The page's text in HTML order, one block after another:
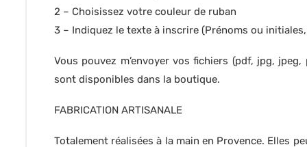
2 – Choisissez votre couleur de ruban
3 – Indiquez le texte à inscrire (Prénoms ou
Vous pouvez m’envoyer vos fichiers (pdf, jpg,
sont disponibles dans la boutique.
FABRICATION ARTISANALE
Totalement réalisées à la main en Provence. Elles